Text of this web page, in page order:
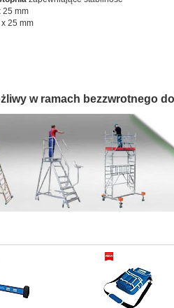
mm
25 mm
w ramach bezzwrotnego